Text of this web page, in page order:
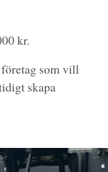
kr.
som vill
skapa